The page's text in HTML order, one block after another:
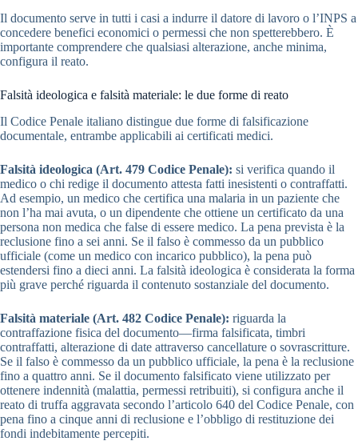
Il documento serve in tutti i casi a indurre il datore di lavoro o l’INPS a
concedere benefici economici o permessi che non spetterebbero. È
importante comprendere che qualsiasi alterazione, anche minima,
configura il reato.
Falsità ideologica e falsità materiale: le due forme di reato
Il Codice Penale italiano distingue due forme di falsificazione
documentale, entrambe applicabili ai certificati medici.
Falsità ideologica (Art. 479 Codice Penale): si verifica quando il
medico o chi redige il documento attesta fatti inesistenti o contraffatti.
Ad esempio, un medico che certifica una malaria in un paziente che
non l’ha mai avuta, o un dipendente che ottiene un certificato da una
persona non medica che false di essere medico. La pena prevista è la
reclusione fino a sei anni. Se il falso è commesso da un pubblico
ufficiale (come un medico con incarico pubblico), la pena può
estendersi fino a dieci anni. La falsità ideologica è considerata la forma
più grave perché riguarda il contenuto sostanziale del documento.
Falsità materiale (Art. 482 Codice Penale): riguarda la
contraffazione fisica del documento—firma falsificata, timbri
contraffatti, alterazione di date attraverso cancellature o sovrascritture.
Se il falso è commesso da un pubblico ufficiale, la pena è la reclusione
fino a quattro anni. Se il documento falsificato viene utilizzato per
ottenere indennità (malattia, permessi retribuiti), si configura anche il
reato di truffa aggravata secondo l’articolo 640 del Codice Penale, con
pena fino a cinque anni di reclusione e l’obbligo di restituzione dei
fondi indebitamente percepiti.